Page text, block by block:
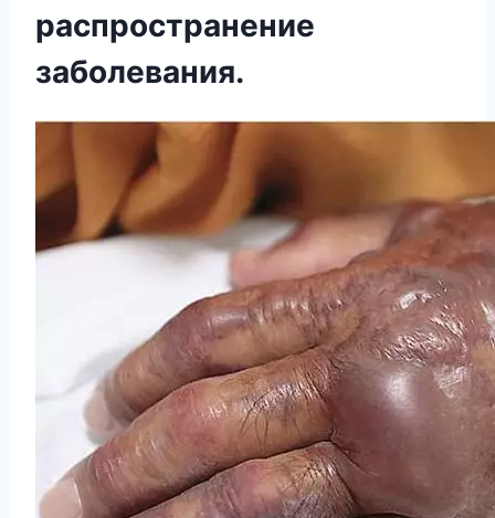
распространение
заболевания.